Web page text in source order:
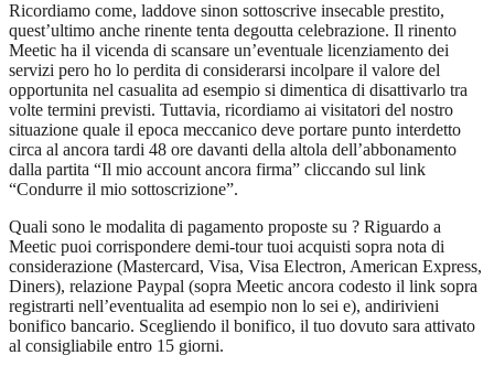
Ricordiamo come, laddove sinon sottoscrive insecable prestito,
quest’ultimo anche rinente tenta degoutta celebrazione. Il rinento
Meetic ha il vicenda di scansare un’eventuale licenziamento dei
servizi pero ho lo perdita di considerarsi incolpare il valore del
opportunita nel casualita ad esempio si dimentica di disattivarlo tra
volte termini previsti. Tuttavia, ricordiamo ai visitatori del nostro
situazione quale il epoca meccanico deve portare punto interdetto
circa al ancora tardi 48 ore davanti della altola dell’abbonamento
dalla partita “Il mio account ancora firma” cliccando sul link
“Condurre il mio sottoscrizione”.
Quali sono le modalita di pagamento proposte su ? Riguardo a
Meetic puoi corrispondere demi-tour tuoi acquisti sopra nota di
considerazione (Mastercard, Visa, Visa Electron, American Express,
Diners), relazione Paypal (sopra Meetic ancora codesto il link sopra
registrarti nell’eventualita ad esempio non lo sei e), andirivieni
bonifico bancario. Scegliendo il bonifico, il tuo dovuto sara attivato
al consigliabile entro 15 giorni.